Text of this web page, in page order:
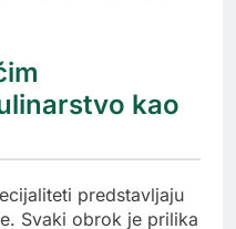
kao
predstavljaju
Svaki obrok je prilika